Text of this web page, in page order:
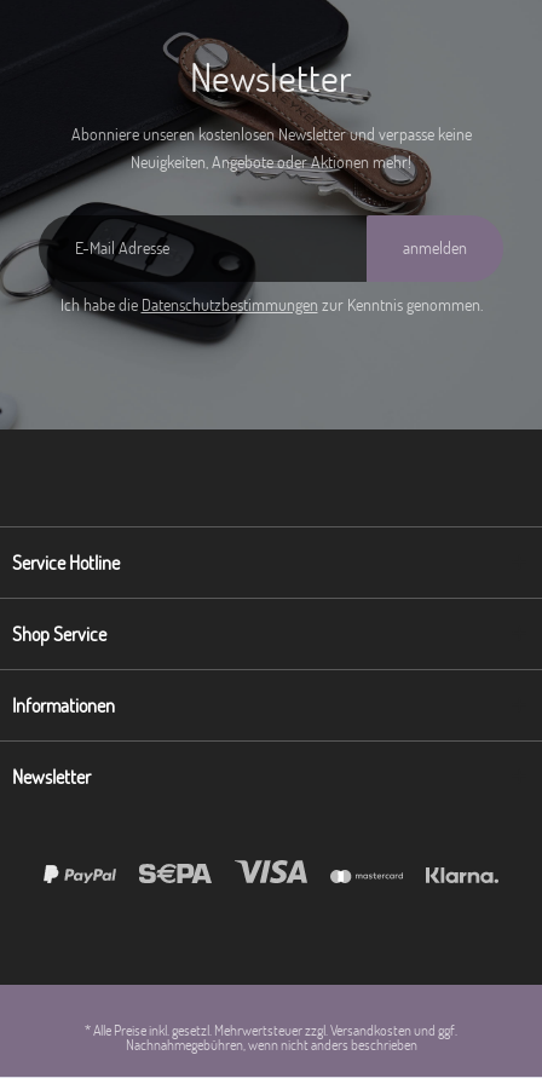
Newsletter
Abonniere unseren kostenlosen Newsletter und verpasse keine
Neuigkeiten, Angebote oder Aktionen mehr!
anmelden
Ich habe die Datenschutzbestimmungen zur Kenntnis genommen.
Service Hotline
Shop Service
Informationen
Newsletter
* Alle Preise inkl. gesetzl. Mehrwertsteuer zzgl. Versandkosten und ggf.
Nachnahmegebühren, wenn nicht anders beschrieben